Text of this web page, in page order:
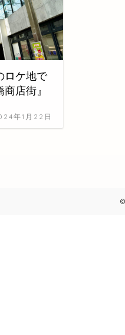
ロケ地で
店街』
年1月22日